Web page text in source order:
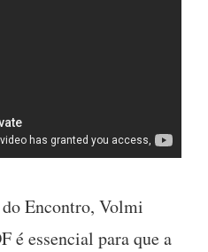
Encontro, Volmi
é essencial para que a